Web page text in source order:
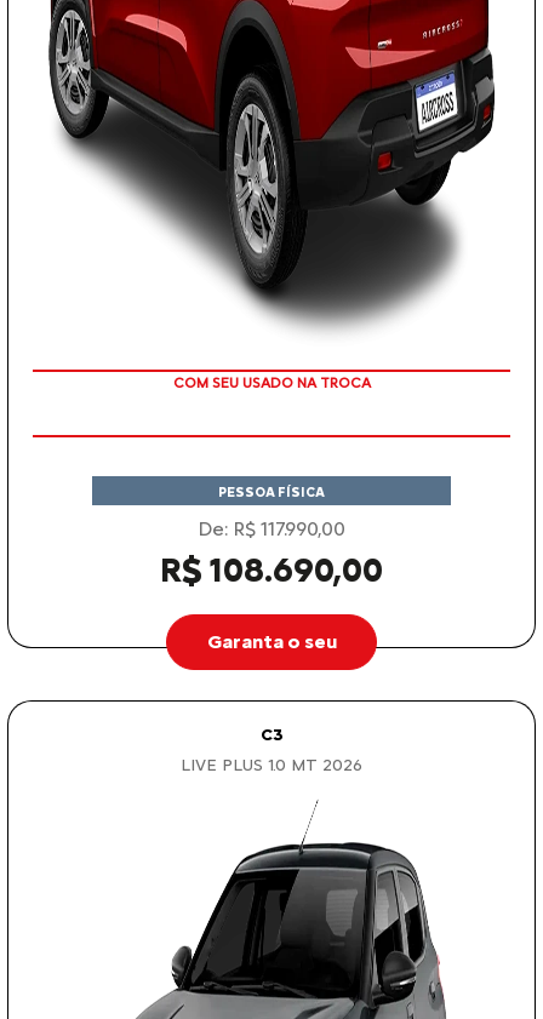
TAXA ZERO EM 12X
PESSOA FÍSICA
De: R$ 117.990,00
R$ 108.690,00
Garanta o seu
C3
LIVE PLUS 1.0 MT 2026